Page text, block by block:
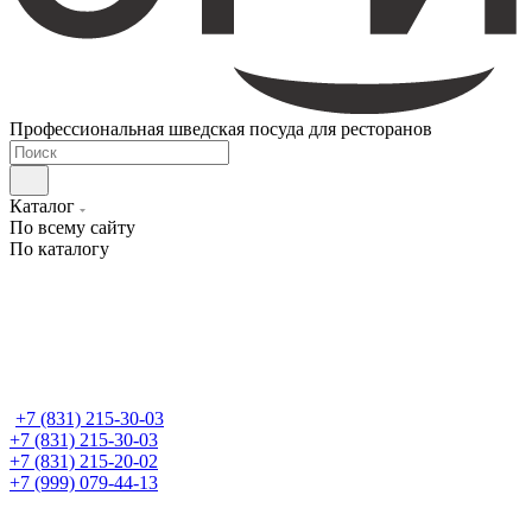
Профессиональная шведская посуда для ресторанов
Каталог
По всему сайту
По каталогу
+7 (831) 215-30-03
+7 (831) 215-30-03
+7 (831) 215-20-02
+7 (999) 079-44-13